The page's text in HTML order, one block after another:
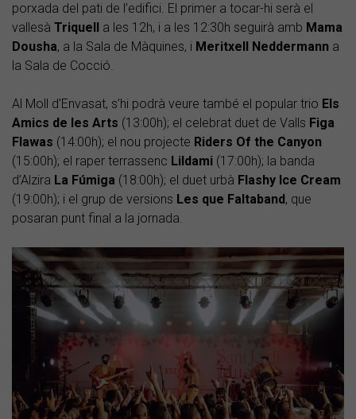
porxada del pati de l’edifici. El primer a tocar-hi serà el
vallesà Triquell a les 12h, i a les 12:30h seguirà amb Mama
Dousha, a la Sala de Màquines, i Meritxell Neddermann a
la Sala de Cocció.
Al Moll d’Envasat, s’hi podrà veure també el popular trio Els
Amics de les Arts (13:00h); el celebrat duet de Valls Figa
Flawas (14:00h); el nou projecte Riders Of the Canyon
(15:00h); el raper terrassenc Lildami (17:00h); la banda
d’Alzira La Fúmiga (18:00h); el duet urbà Flashy Ice Cream
(19:00h); i el grup de versions Les que Faltaband , que
posaran punt final a la jornada.